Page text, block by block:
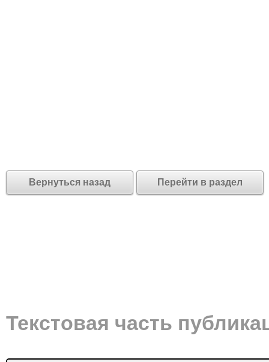
Вернуться назад Перейти в раздел
Текстовая часть